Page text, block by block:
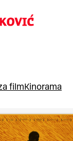
filmKinorama